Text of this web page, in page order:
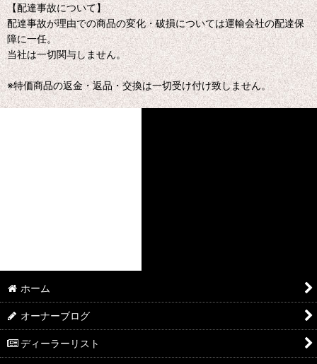
【配達事故について】
配達事故が理由での商品の変化・破損については運輸会社の配達保
障に一任。
当社は一切関与しません。
※特価商品の返金・返品・交換は一切受け付け致しません。
ホーム
オーナーブログ
ディーラーリスト